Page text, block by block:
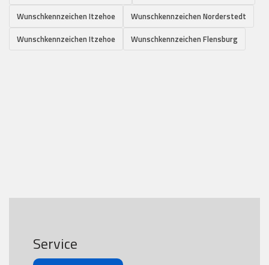
Wunschkennzeichen Itzehoe
Wunschkennzeichen Norderstedt
Wunschkennzeichen Itzehoe
Wunschkennzeichen Flensburg
Service